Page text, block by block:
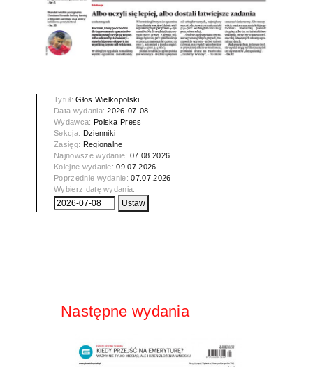
Tytuł:Głos Wielkopolski
Data wydania:2026-07-08
Wydawca: Polska Press
Sekcja: Dzienniki
Zasięg: Regionalne
Najnowsze wydanie:07.08.2026
Kolejne wydanie:09.07.2026
Poprzednie wydanie:07.07.2026
Wybierz datę wydania:
Następne wydania